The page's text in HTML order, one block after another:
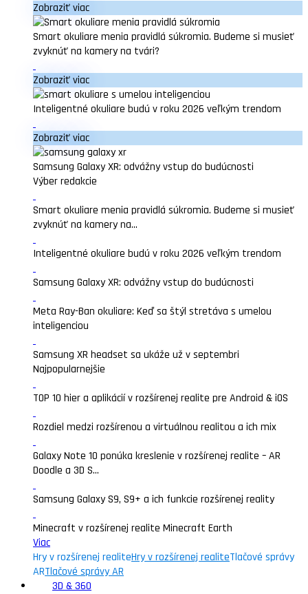
Zobraziť viac
Smart okuliare menia pravidlá súkromia. Budeme si musieť
zvyknúť na kamery na tvári?
Zobraziť viac
Inteligentné okuliare budú v roku 2026 veľkým trendom
Zobraziť viac
Samsung Galaxy XR: odvážny vstup do budúcnosti
Výber redakcie
Smart okuliare menia pravidlá súkromia. Budeme si musieť
zvyknúť na kamery na...
Inteligentné okuliare budú v roku 2026 veľkým trendom
Samsung Galaxy XR: odvážny vstup do budúcnosti
Meta Ray-Ban okuliare: Keď sa štýl stretáva s umelou
inteligenciou
Samsung XR headset sa ukáže už v septembri
Najpopularnejšie
TOP 10 hier a aplikácií v rozšírenej realite pre Android & iOS
Rozdiel medzi rozšírenou a virtuálnou realitou a ich mix
Galaxy Note 10 ponúka kreslenie v rozšírenej realite – AR
Doodle a 3D S...
Samsung Galaxy S9, S9+ a ich funkcie rozšírenej reality
Minecraft v rozšírenej realite Minecraft Earth
Viac
Hry v rozšírenej realiteHry v rozšírenej realiteTlačové správy
ARTlačové správy AR
3D & 360